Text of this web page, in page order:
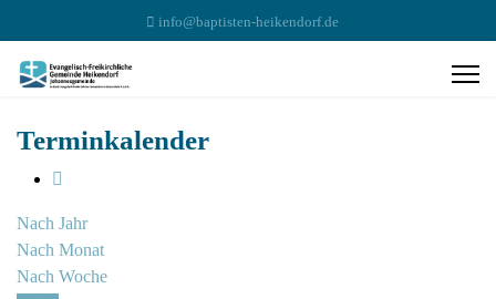
info@baptisten-heikendorf.de
Terminkalender
Nach Jahr
Nach Monat
Nach Woche